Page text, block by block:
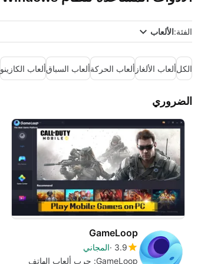
الفئة:الألعاب
الكلألعاب الألغاز ألعاب الحركةألعاب السباقألعاب الكازينو
الضروري
GameLoop
3.9 المجاني
GameLoop: جرب ألعاب الهاتف